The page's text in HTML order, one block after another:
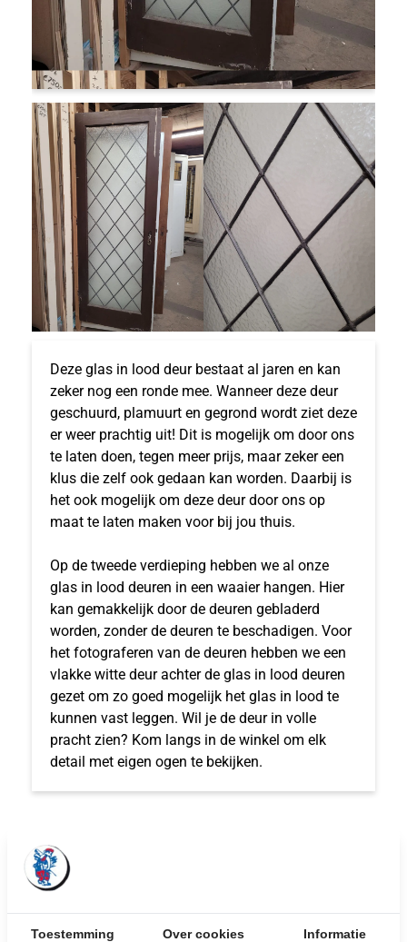
Deze glas in lood deur bestaat al jaren en kan
zeker nog een ronde mee. Wanneer deze deur
geschuurd, plamuurt en gegrond wordt ziet deze
er weer prachtig uit! Dit is mogelijk om door ons
te laten doen, tegen meer prijs, maar zeker een
klus die zelf ook gedaan kan worden. Daarbij is
het ook mogelijk om deze deur door ons op
maat te laten maken voor bij jou thuis.
Op de tweede verdieping hebben we al onze
glas in lood deuren in een waaier hangen. Hier
kan gemakkelijk door de deuren gebladerd
worden, zonder de deuren te beschadigen. Voor
het fotograferen van de deuren hebben we een
vlakke witte deur achter de glas in lood deuren
gezet om zo goed mogelijk het glas in lood te
kunnen vast leggen. Wil je de deur in volle
pracht zien? Kom langs in de winkel om elk
detail met eigen ogen te bekijken.
UITGELICHTE
Toestemming Over cookies Informatie